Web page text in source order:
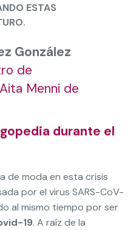
ESTAS
González
de
Menni de
durante el
de moda en esta crisis
por el virus SARS-CoV-
al mismo tiempo por ser
19. A raíz de la